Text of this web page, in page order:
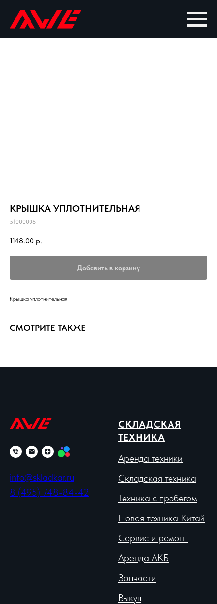
КРЫШКА УПЛОТНИТЕЛЬНАЯ
51000006
1148.00 р.
Добавить в корзину
Крышка уплотнительная
СМОТРИТЕ ТАКЖЕ
info@skladkar.ru
8 (495) 748-84-42
СКЛАДСКАЯ
ТЕХНИКА
Аренда техники
Складская техника
Техника с пробегом
Новая техника Китай
Сервис и ремонт
Аренда АКБ
Запчасти
Выкуп